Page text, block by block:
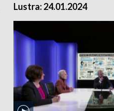
Lustra: 24.01.2024